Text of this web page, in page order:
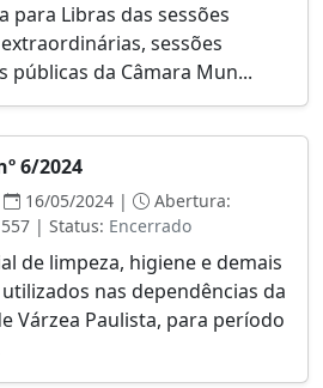
para Libras das sessões
sessões
públicas da Câmara Mun...
6/2024
16/05/2024 |
Abertura:
557 | Status: Encerrado
de limpeza, higiene e demais
nas dependências da
Várzea Paulista, para período